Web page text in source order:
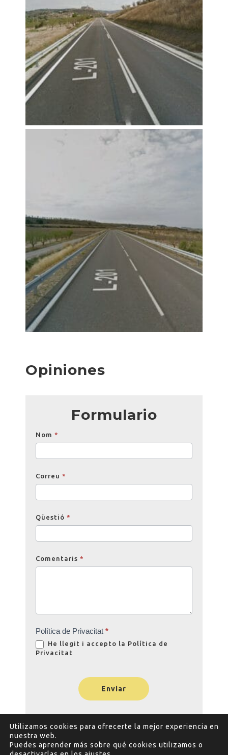
Opiniones
Formulario
Opinions
Nom *
Correu *
Qüestió *
Comentaris *
Política de Privacitat *
He llegit i accepto la Política de
Privacitat
Enviar
Utilizamos cookies para ofrecerte la mejor experiencia en
nuestra web.
Puedes aprender más sobre qué cookies utilizamos o